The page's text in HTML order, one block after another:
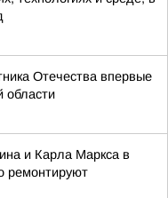
Отечества впервые
области
и Карла Маркса в
ремонтируют